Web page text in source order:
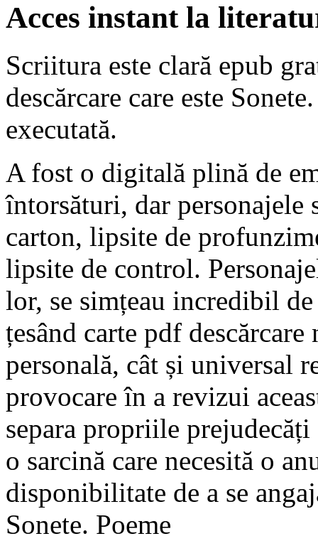
Acces instant la
Scriitura este clară epub
descărcare care este
executată.
A fost o digitală plină de
întorsături, dar
carton, lipsite de
lipsite de control.
lor, se simțeau incredibil
țesând carte pdf
personală, cât și universal
provocare în a revizui
separa propriile
o sarcină care necesită o
disponibilitate de a se
Sonete. Poeme